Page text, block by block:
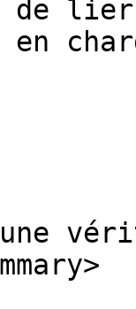
de
une